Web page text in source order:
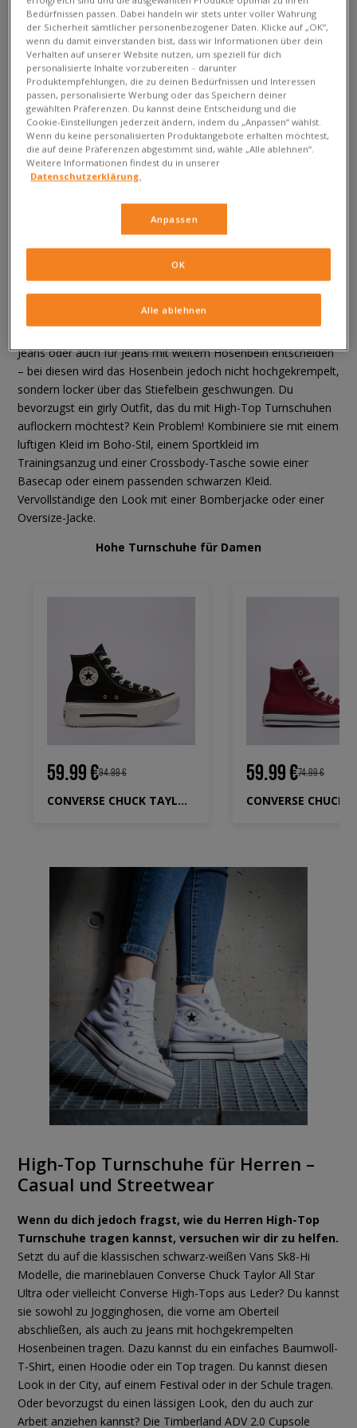
City bestens zurechtfinden wirst.
Hohe Damen-Turnschuhe – mit Hose
und Kleid
Du hast bereits dein Traumpaar Knöchelhohe- Turnschuhe
Hast du dich für den klassischen Vans UA SK8-Hi oder den
Converse Chuck Taylor All Star entschieden? Oder soll deine
Garderobe diesmal durch moderne und ausgefallenere
Designs ergänzt werden, wie zum Beispiel die Converse Run
Star Motion Seasonal Color Damenturnschuhe oder die Vans
UA SK8-Hi Platform Turnschuhe? Wofür du dich auch
High-Top Turnschuhe können auf viele
Jogginghose, einem Crop-Top und einer über die Schulter
geworfenen Crossbody-Tasche tragen. Sie passen aber auch
gut zu klassischen Jeans mit hochgekrempelten Hosenbeinen,
hohen Socken, die über die Stiefel ragen, und deinem
Jeans oder auch für Jeans mit weitem Hosenbein entscheiden
– bei diesen wird das Hosenbein jedoch nicht hochgekrempelt,
sondern locker über das Stiefelbein geschwungen. Du
bevorzugst ein girly Outfit, das du mit High-Top Turnschuhen
auflockern möchtest? Kein Problem! Kombiniere sie mit einem
luftigen Kleid im Boho-Stil, einem Sportkleid im
Trainingsanzug und einer Crossbody-Tasche sowie einer
Basecap oder einem passenden schwarzen Kleid.
Vervollständige den Look mit einer Bomberjacke oder einer
Oversize-Jacke.
Hohe Turnschuhe für Damen
59.99 €94.99 €
CONVERSE CHUCK TAYLOR ALL STAR LIFT DOUBLE STACK
59.99 €74.99 €
High-Top Turnschuhe für Herren –
Casual und Streetwear
Wenn du dich jedoch fragst, wie du Herren High-Top
Turnschuhe tragen kannst, versuchen wir dir zu helfen.
Setzt du auf die klassischen schwarz-weißen Vans Sk8-Hi
Modelle, die marineblauen Converse Chuck Taylor All Star
Ultra oder vielleicht Converse High-Tops aus Leder? Du kannst
sie sowohl zu Jogginghosen, die vorne am Oberteil
abschließen, als auch zu Jeans mit hochgekrempelten
Hosenbeinen tragen. Dazu kannst du ein einfaches Baumwoll-
T-Shirt, einen Hoodie oder ein Top tragen. Du kannst diesen
Look in der City, auf einem Festival oder in der Schule tragen.
Oder bevorzugst du einen lässigen Look, den du auch zur
Arbeit anziehen kannst? Die Timberland ADV 2.0 Cupsole
Bedürfnissen passen. Dabei handeln wir stets unter voller Wahrung
der Sicherheit sämtlicher personenbezogener Daten. Klicke auf „OK“,
wenn du damit einverstanden bist, dass wir Informationen über dein
Verhalten auf unserer Website nutzen, um speziell für dich
personalisierte Inhalte vorzubereiten – darunter
Produktempfehlungen, die zu deinen Bedürfnissen und Interessen
passen, personalisierte Werbung oder das Speichern deiner
gewählten Präferenzen. Du kannst deine Entscheidung und die
Cookie-Einstellungen jederzeit ändern, indem du „Anpassen“ wählst.
Wenn du keine personalisierten Produktangebote erhalten möchtest,
die auf deine Präferenzen abgestimmt sind, wähle „Alle ablehnen“.
Weitere Informationen findest du in unserer
Datenschutzerklärung.
Anpassen
Alle ablehnen
OK